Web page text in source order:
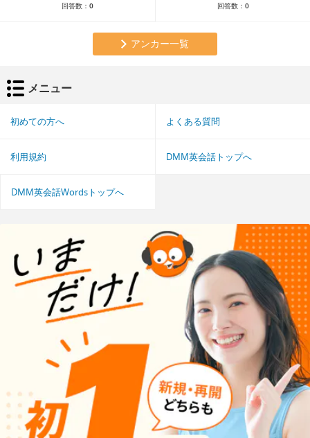
回答数： 0 回答数： 0
アンカー一覧
メニュー
初めての方へ よくある質問
利用規約 DMM英会話トップへ
DMM英会話Wordsトップへ